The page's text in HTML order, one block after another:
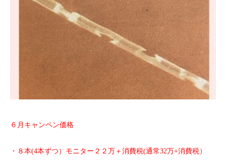
６月キャンペン価格
・８本(4本ずつ）モニター２２万＋消費税(通常32万+消費税）